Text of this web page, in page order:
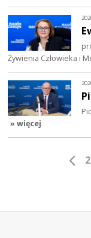
Żywienia Człowieka i
» więcej
2